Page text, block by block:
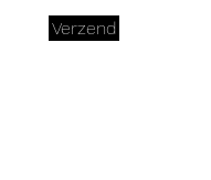
Verzend